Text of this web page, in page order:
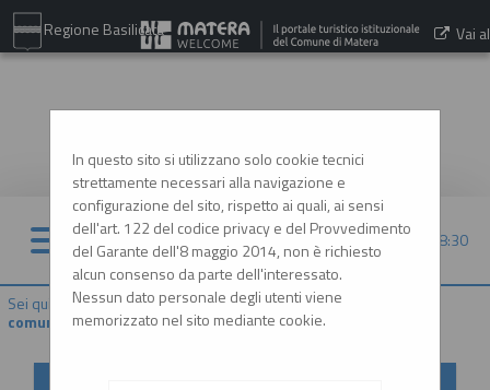
Regione Basilicata Vai al
09/08/2026 18:30
Sei qui: Home»Atti e documenti di carattere generale r...
comunicazioni e atti di caratter...
In questo sito si utilizzano solo cookie tecnici
strettamente necessari alla navigazione e
configurazione del sito, rispetto ai quali, ai sensi
dell'art. 122 del codice privacy e del Provvedimento
del Garante dell'8 maggio 2014, non è richiesto
alcun consenso da parte dell'interessato.
Nessun dato personale degli utenti viene
memorizzato nel sito mediante cookie.